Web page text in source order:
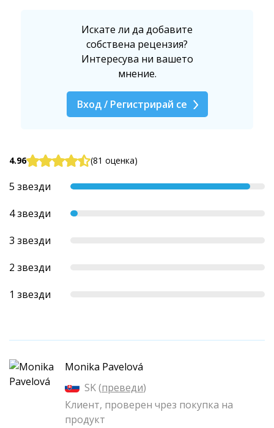
Искате ли да добавите
собствена рецензия?
Интересува ни вашето
мнение.
Вход / Регистрирай се
4.96 (81 оценка)
5 звезди
4 звезди
3 звезди
2 звезди
1 звезди
Monika Pavelová
SK (преведи)
Клиент, проверен чрез покупка на
продукт